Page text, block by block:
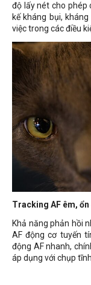
độ lấy nét cho phép
kế kháng bụi,
việc trong các điều
Tracking AF êm,
Khả năng phản hồi
AF động cơ tuyến
động AF nhanh,
áp dụng với chụp